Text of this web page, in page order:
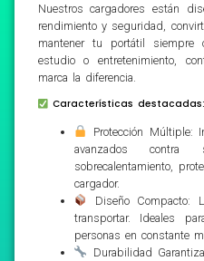
Nuestros cargadores están
rendimiento y seguridad,
mantener tu portátil siempre
estudio o entretenimiento,
marca la diferencia.
Características destacadas:
Protección Múltiple:
avanzados contra
sobrecalentamiento,
cargador.
Diseño Compacto:
transportar. Ideales
personas en constante
Durabilidad